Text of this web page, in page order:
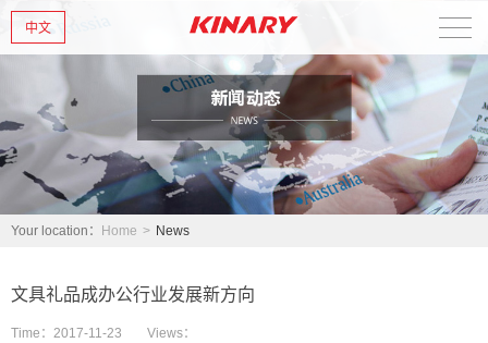
中文
Home
About Us
New Products
Your location： Home > News
文具礼品成办公行业发展新方向
Time： 2017-11-23 Views：